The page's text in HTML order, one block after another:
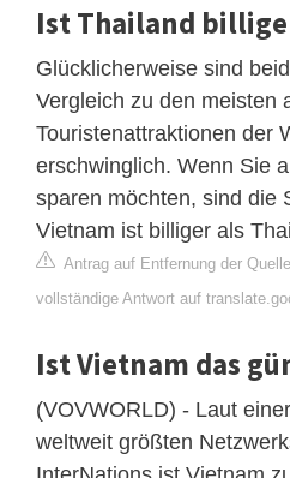
Ist Thailand
Glücklicherweise sind
Vergleich zu den meisten
Touristenattraktionen der
erschwinglich. Wenn Sie
sparen möchten, sind die
Vietnam ist billiger als
Antrag auf Entfernung der Quelle
vollständige Antwort auf
Ist Vietnam das
(VOVWORLD) - Laut
weltweit größten